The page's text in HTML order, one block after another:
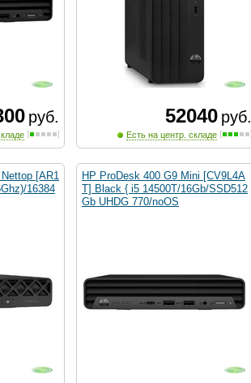
руб. 52040 руб.
Есть на центр. складе
[AR1
16384
HP ProDesk 400 G9 Mini [CV9L4A
T] Black { i5 14500T/16Gb/SSD512
Gb UHDG 770/noOS